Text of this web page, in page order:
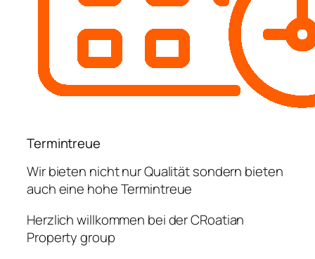
Termintreue
Wir bieten nicht nur Qualität sondern bieten
auch eine hohe Termintreue
Herzlich willkommen bei der CRoatian
Property group